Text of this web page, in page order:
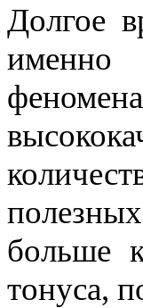
Долгое
больше
тонуса,